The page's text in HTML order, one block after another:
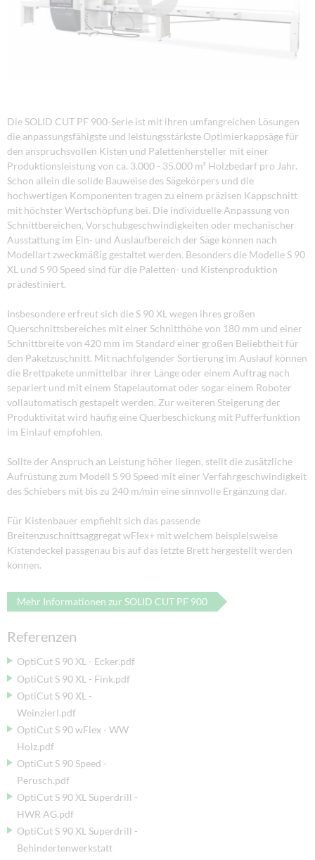
Die SOLID CUT PF 900-Serie ist mit ihren umfangreichen Lösungen
die anpassungsfähigste und leistungsstärkste Optimierkappsäge für
den anspruchsvollen Kisten und Palettenhersteller mit einer
Produktionsleistung von ca. 3.000 - 35.000 m³ Holzbedarf pro Jahr.
Schon allein die solide Bauweise des Sägekörpers und die
hochwertigen Komponenten tragen zu einem präzisen Kappschnitt
mit höchster Wertschöpfung bei. Die individuelle Anpassung von
Schnittbereichen, Vorschubgeschwindigkeiten oder mechanischer
Ausstattung im Ein- und Auslaufbereich der Säge können nach
Modellart zweckmäßig gestaltet werden. Besonders die Modelle S 90
XL und S 90 Speed sind für die Paletten- und Kistenproduktion
prädestiniert.
Insbesondere erfreut sich die S 90 XL wegen ihres großen
Querschnittsbereiches mit einer Schnitthöhe von 180 mm und einer
Schnittbreite von 420 mm im Standard einer großen Beliebtheit für
den Paketzuschnitt. Mit nachfolgender Sortierung im Auslauf können
die Brettpakete unmittelbar ihrer Länge oder einem Auftrag nach
separiert und mit einem Stapelautomat oder sogar einem Roboter
vollautomatisch gestapelt werden. Zur weiteren Steigerung der
Produktivität wird häufig eine Querbeschickung mit Pufferfunktion
im Einlauf empfohlen.
Sollte der Anspruch an Leistung höher liegen, stellt die zusätzliche
Aufrüstung zum Modell S 90 Speed mit einer Verfahrgeschwindigkeit
des Schiebers mit bis zu 240 m/min eine sinnvolle Ergänzung dar.
Für Kistenbauer empfiehlt sich das passende
Breitenzuschnittsaggregat wFlex+ mit welchem beispielsweise
Kistendeckel passgenau bis auf das letzte Brett hergestellt werden
können.
Mehr Informationen zur SOLID CUT PF 900
Referenzen
OptiCut S 90 XL - Ecker.pdf
OptiCut S 90 XL - Fink.pdf
OptiCut S 90 XL -
Weinzierl.pdf
OptiCut S 90 wFlex - WW
Holz.pdf
OptiCut S 90 Speed -
Perusch.pdf
OptiCut S 90 XL Superdrill -
HWR AG.pdf
OptiCut S 90 XL Superdrill -
Behindertenwerkstatt